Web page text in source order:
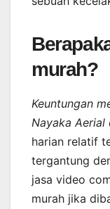
murah?
Keuntungan
Nayaka Aerial
harian relatif
tergantung
jasa video
murah jika